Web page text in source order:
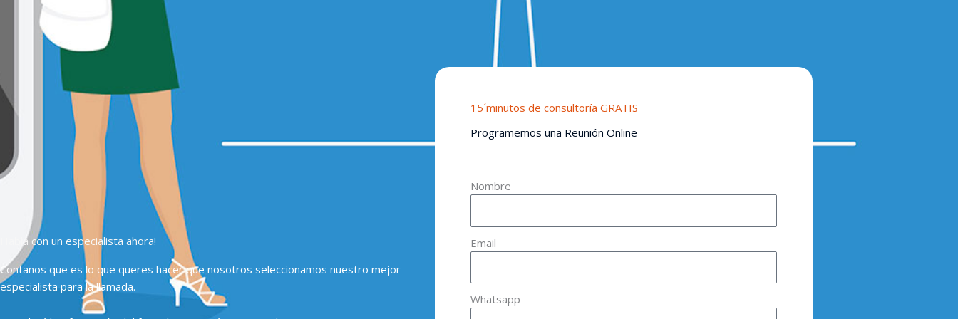
Hablá con un especialista ahora!
Contanos que es lo que queres hacer que nosotros seleccionamos nuestro mejor
especialista para la llamada.
15´minutos de consultoría GRATIS
Programemos una Reunión Online
Nombre
Email
Whatsapp